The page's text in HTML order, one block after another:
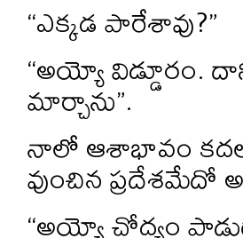
“ఎక్కడ పారేశావు?”
“అయ్యో విడ్డూరం.
మార్చాను”.
నాలో ఆశాభావం
వుంచిన ప్రదేశమేదో
“అయ్యో చోద్యం